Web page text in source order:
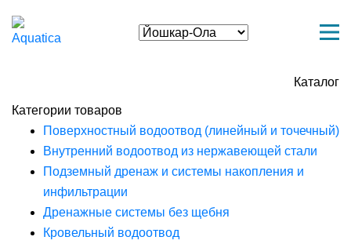
Каталог
Категории товаров
Поверхностный водоотвод (линейный и точечный)
Внутренний водоотвод из нержавеющей стали
Подземный дренаж и системы накопления и
инфильтрации
Дренажные системы без щебня
Кровельный водоотвод